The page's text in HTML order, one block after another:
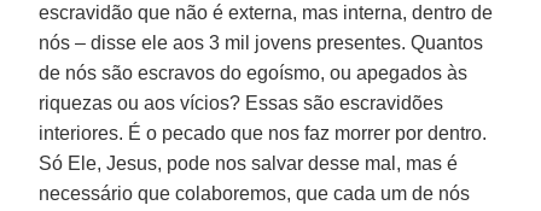
escravidão que não é externa, mas interna, dentro de
nós – disse ele aos 3 mil jovens presentes. Quantos
de nós são escravos do egoísmo, ou apegados às
riquezas ou aos vícios? Essas são escravidões
interiores. É o pecado que nos faz morrer por dentro.
Só Ele, Jesus, pode nos salvar desse mal, mas é
necessário que colaboremos, que cada um de nós